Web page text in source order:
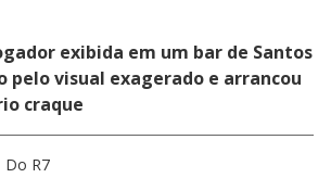
exibida em um bar de Santos
pelo visual exagerado e arrancou
craque
Do R7